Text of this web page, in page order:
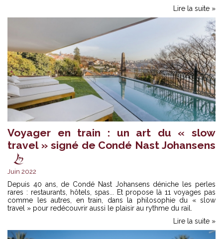
Lire la suite »
Voyager en train : un art du « slow
travel » signé de Condé Nast Johansens
Juin 2022
Depuis 40 ans, de Condé Nast Johansens déniche les perles
rares : restaurants, hôtels, spas... Et propose là 11 voyages pas
comme les autres, en train, dans la philosophie du « slow
travel » pour redécouvrir aussi le plaisir au rythme du rail.
Lire la suite »